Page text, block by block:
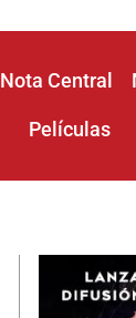
Nota Central
Películas